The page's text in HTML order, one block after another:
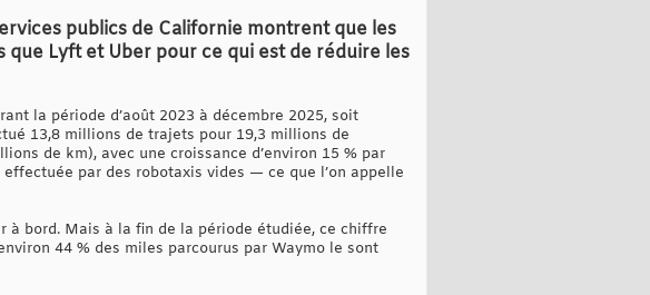
publics de Californie montrent que les
que Lyft et Uber pour ce qui est de réduire les
la période d’août 2023 à décembre 2025, soit
13,8 millions de trajets pour 19,3 millions de
de km), avec une croissance d’environ 15 % par
par des robotaxis vides — ce que l’on appelle
à bord. Mais à la fin de la période étudiée, ce chiffre
44 % des miles parcourus par Waymo le sont